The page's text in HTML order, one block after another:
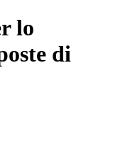
lo
di